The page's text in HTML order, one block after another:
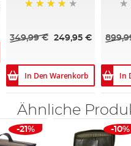
349,99 € 249,95 €
In Den Warenkorb In
Ähnliche
-21% -10%